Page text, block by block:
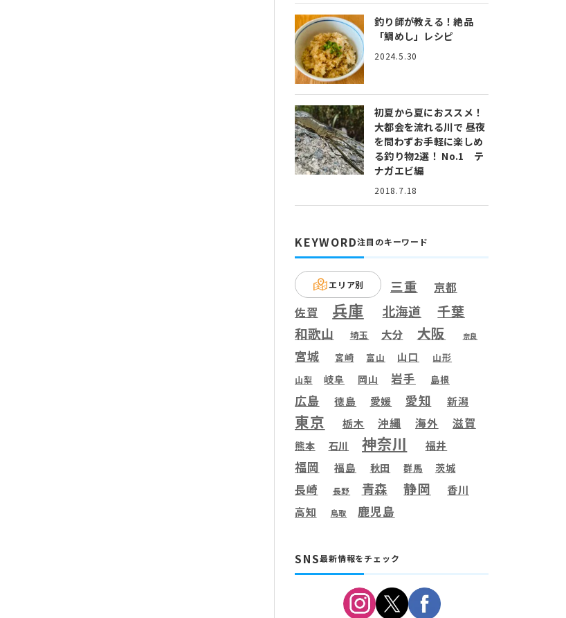
釣り師が教える！絶品
「鯛めし」レシピ
2024.5.30
初夏から夏におススメ！
大都会を流れる川で 昼夜
を問わずお手軽に楽しめ
る釣り物2選！ No.1 テ
ナガエビ編
2018.7.18
KEYWORD注目のキーワード
エリア別 三重 京都
佐賀 兵庫 北海道 千葉
和歌山 埼玉 大分 大阪 奈良
宮城 宮崎 富山 山口 山形
山梨 岐阜 岡山 岩手 島根
広島 徳島 愛媛 愛知 新潟
東京 栃木 沖縄 海外 滋賀
熊本 石川 神奈川 福井
福岡 福島 秋田 群馬 茨城
長崎 長野 青森 静岡 香川
高知 鳥取 鹿児島
SNS最新情報をチェック